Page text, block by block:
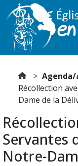
Récollection
Dame de la
Servantes
Notre-